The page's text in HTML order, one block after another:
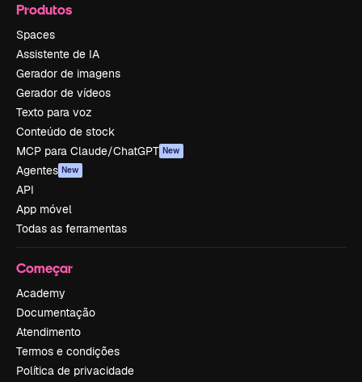
Produtos
Spaces
Assistente de IA
Gerador de imagens
Gerador de vídeos
Texto para voz
Conteúdo de stock
MCP para Claude/ChatGPT New
Agentes New
API
App móvel
Todas as ferramentas
Começar
Academy
Documentação
Atendimento
Termos e condições
Política de privacidade